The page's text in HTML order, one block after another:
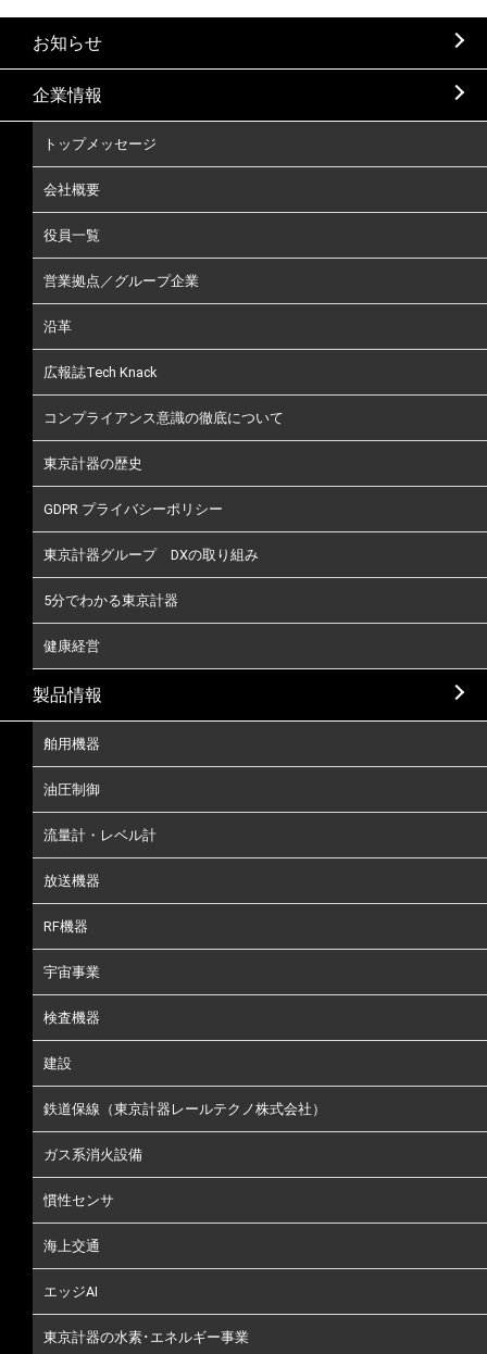
お知らせ
企業情報
トップメッセージ
会社概要
役員一覧
営業拠点／グループ企業
沿革
広報誌Tech Knack
コンプライアンス意識の徹底について
東京計器の歴史
GDPR プライバシーポリシー
東京計器グループ DXの取り組み
5分でわかる東京計器
健康経営
製品情報
舶用機器
油圧制御
流量計・レベル計
放送機器
RF機器
宇宙事業
検査機器
建設
鉄道保線（東京計器レールテクノ株式会社）
ガス系消火設備
慣性センサ
海上交通
エッジAI
東京計器の水素･エネルギー事業